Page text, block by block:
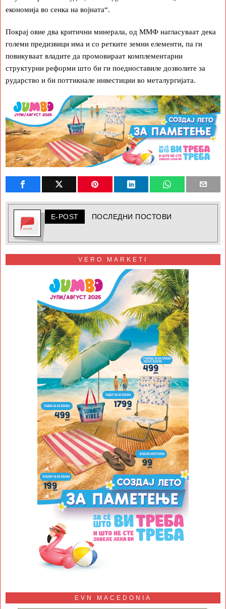
економија во сенка на војната“.
Покрај овие два критични минерала, од ММФ нагласуваат дека
големи предизвици има и со ретките земни елементи, па ги
повикуваат владите да промовираат комплементарни
структурни реформи што би ги поедноставиле дозволите за
рударство и би поттикнале инвестиции во металургијата.
E-POST ПОСЛЕДНИ ПОСТОВИ
VERO MARKETI
EVN MACEDONIA